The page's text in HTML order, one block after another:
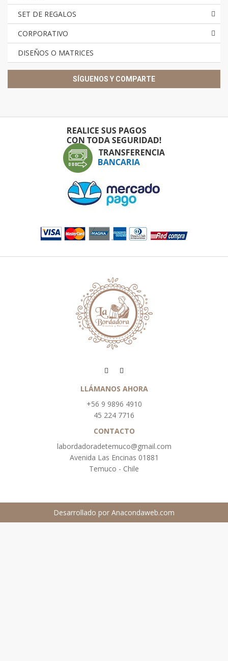
SET DE REGALOS
CORPORATIVO
DISEÑOS O MATRICES
SÍGUENOS Y COMPARTE
LLÁMANOS AHORA
+56 9 9896 4910
45 224 7716
CONTACTO
labordadoradetemuco@gmail.com
Avenida Las Encinas 01881
Temuco - Chile
Desarrollado por Anacondaweb.com